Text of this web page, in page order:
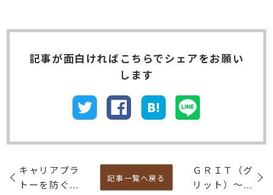
記事が⾯⽩ければこちらでシェアをお願い
します
キャリアプラ
トーを防ぐ～
ＧＲＩＴ（グ
リット）～努
記事一覧へ戻る